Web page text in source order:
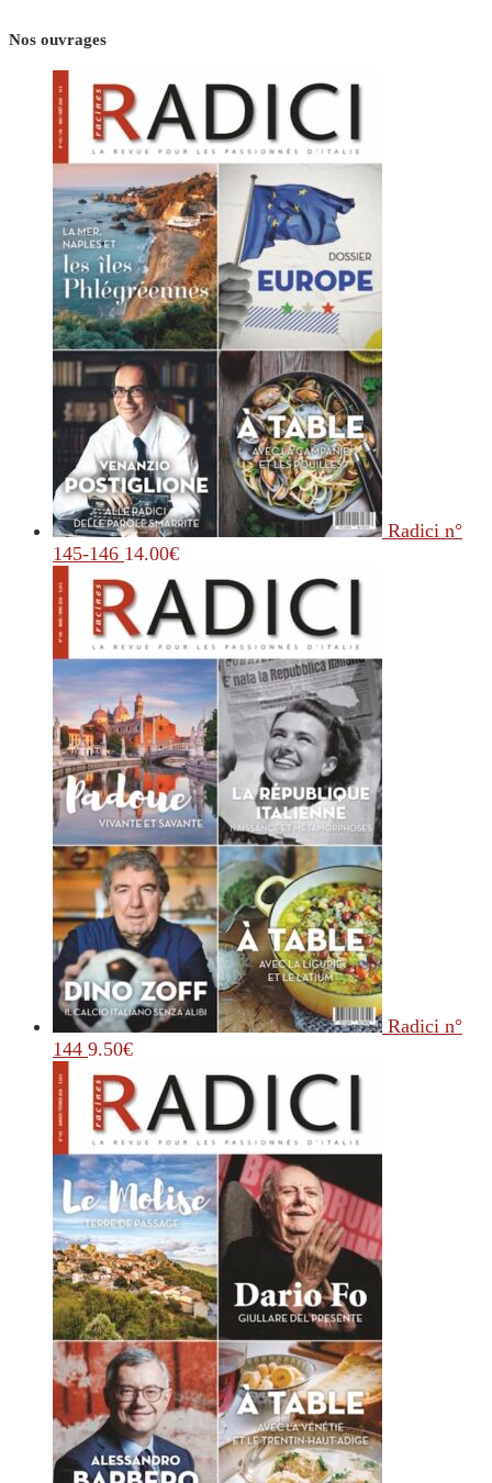
Nos ouvrages
Radici n°
145-146 14.00€
Radici n°
144 9.50€